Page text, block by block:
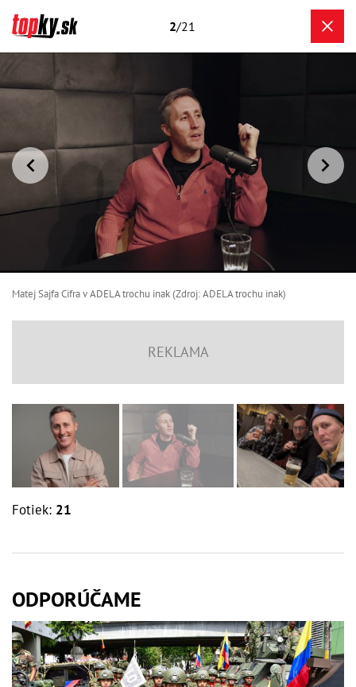
2/21
Matej Sajfa Cifra v ADELA trochu inak (Zdroj: ADELA trochu inak)
Fotiek: 21
ODPORÚČAME